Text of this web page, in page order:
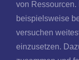
von Ressourcen.
beispielsweise
versuchen
einzusetzen.